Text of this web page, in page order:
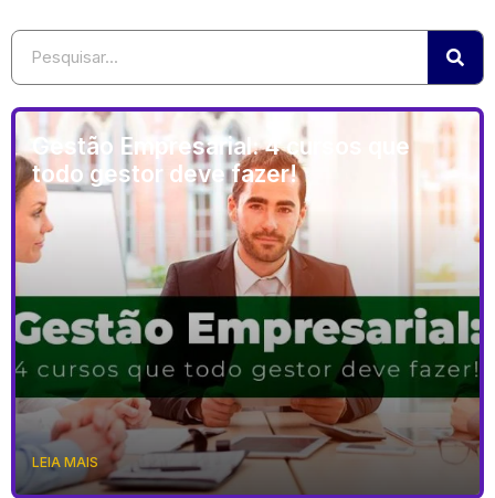
Gestão Empresarial: 4 cursos que
todo gestor deve fazer!
LEIA MAIS